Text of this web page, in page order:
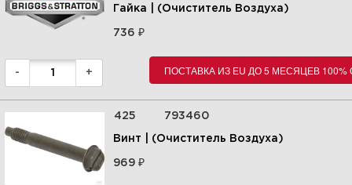
Гайка | (Очиститель Воздуха)
736₽
- + ПОСТАВКА ИЗ EU ДО 5 МЕСЯЦЕВ
425 793460
Винт | (Очиститель Воздуха)
969₽